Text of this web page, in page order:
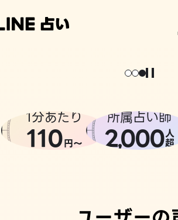
1分あたり
110円〜
所属占い師
2,000人
超